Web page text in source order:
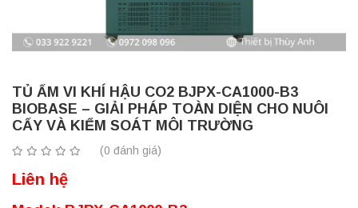
TỦ ẤM VI KHÍ HẬU CO2 BJPX-CA1000-B3
BIOBASE – GIẢI PHÁP TOÀN DIỆN CHO NUÔI
CẤY VÀ KIỂM SOÁT MÔI TRƯỜNG
(0 đánh giá)
Liên hệ